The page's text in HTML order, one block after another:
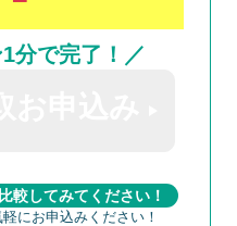
分で完了！／
較してみてください！
軽にお申込みください！